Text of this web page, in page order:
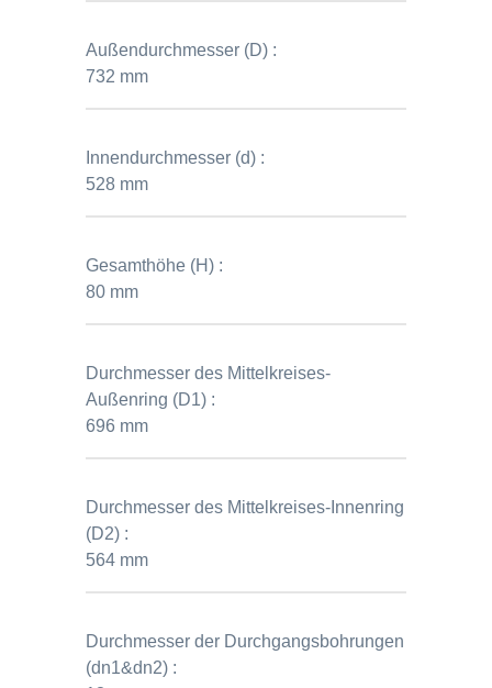
Außendurchmesser (D) :
732 mm
Innendurchmesser (d) :
528 mm
Gesamthöhe (H) :
80 mm
Durchmesser des Mittelkreises-
Außenring (D1) :
696 mm
Durchmesser des Mittelkreises-Innenring
(D2) :
564 mm
Durchmesser der Durchgangsbohrungen
(dn1&dn2) :